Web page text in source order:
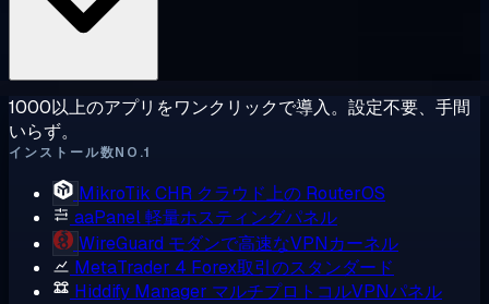
1000以上のアプリをワンクリックで導入。設定不要、手間
いらず。
インストール数NO.1
MikroTik CHR クラウド上の RouterOS
aaPanel軽量ホスティングパネル
WireGuard モダンで高速なVPNカーネル
MetaTrader 4 Forex取引のスタンダード
Hiddify Manager マルチプロトコルVPNパネル